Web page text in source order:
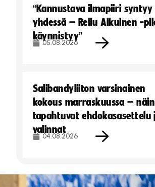
“Kannustava ilmapiiri syntyy
yhdessä – Reilu Aikuinen -
käynnistyy”
05.08.2026
Salibandyliiton varsinainen
kokous marraskuussa – näin
tapahtuvat ehdokasasettelu
valinnat
04.08.2026